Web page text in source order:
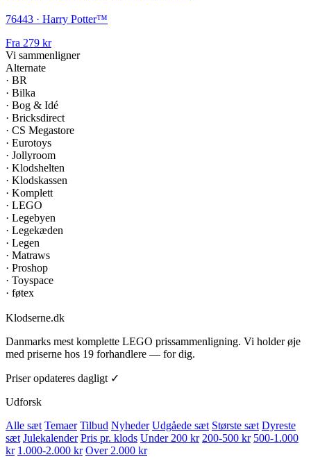
76443 · Harry Potter™
Fra 279 kr
Vi sammenligner
Alternate
· BR
· Bilka
· Bog & Idé
· Bricksdirect
· CS Megastore
· Eurotoys
· Jollyroom
· Klodshelten
· Klodskassen
· Komplett
· LEGO
· Legebyen
· Legekæden
· Legen
· Matraws
· Proshop
· Toyspace
· føtex
Klodserne.dk
Danmarks mest komplette LEGO prissammenligning. Vi holder øje
med priserne hos 19 forhandlere — for dig.
Priser opdateres dagligt ✓
Udforsk
Alle sæt Temaer Tilbud Nyheder Udgåede sæt Største sæt Dyreste
sæt Julekalender Pris pr. klods Under 200 kr 200-500 kr 500-1.000
kr 1.000-2.000 kr Over 2.000 kr